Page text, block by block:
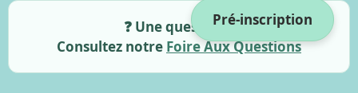
Pré-inscription
❓ Une question ?
Consultez notre Foire Aux Questions